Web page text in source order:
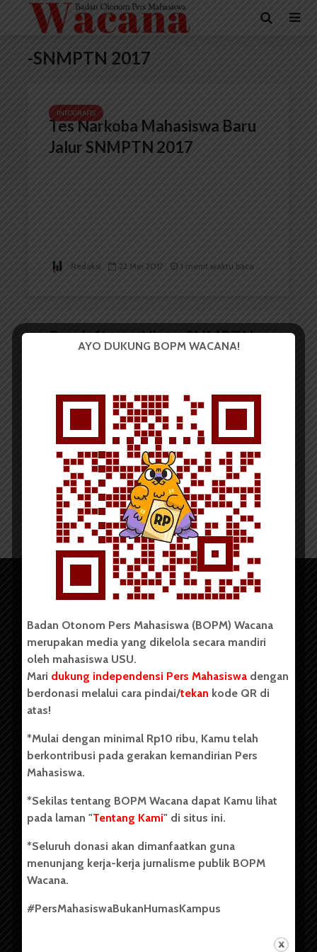
-SNMPTN 2017
INFOGRAFIS
Tes Narkoba Mahasiswa Baru
Jalur SNMPTN 2017
Redaksi 22 Mei 2017 1 menit waktu baca
Pendaftaran Ulang SNMPTN
Redaksi 16 Mei 2017 3 menit waktu baca
Copyright © 2023. All rights reserved BOPM WACANA.
Badan Otonom Pers Mahasiswa (BOPM) Wacana merupakan
pers mahasiswa yang berdiri di luar kampus dan dikelola
(USU). Sebelumnya BOPM Wacana merupakan salah satu
Unit Kegiatan Mahasiswa (UKM) di Universitas Sumatera
berdiri pada 1 Juli 1995.
Tentang Kami
AYO DUKUNG BOPM WACANA!
Badan Otonom Pers Mahasiswa (BOPM) Wacana
merupakan media yang dikelola secara mandiri
oleh mahasiswa USU.
Mari dukung independensi Pers Mahasiswa dengan
berdonasi melalui cara pindai/tekan kode QR di
atas!
*Mulai dengan minimal Rp10 ribu, Kamu telah
berkontribusi pada gerakan kemandirian Pers
Mahasiswa.
*Sekilas tentang BOPM Wacana dapat Kamu lihat
pada laman "Tentang Kami" di situs ini.
*Seluruh donasi akan dimanfaatkan guna
menunjang kerja-kerja jurnalisme publik BOPM
Wacana.
#PersMahasiswaBukanHumasKampus